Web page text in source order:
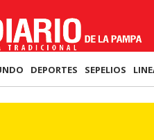
DEPORTES SEPELIOS